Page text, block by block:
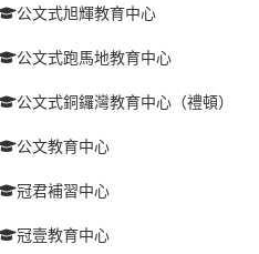
公文式旭輝教育中心
公文式跑馬地教育中心
公文式銅鑼灣教育中心（禮頓）
公文教育中心
冠君補習中心
冠壹教育中心